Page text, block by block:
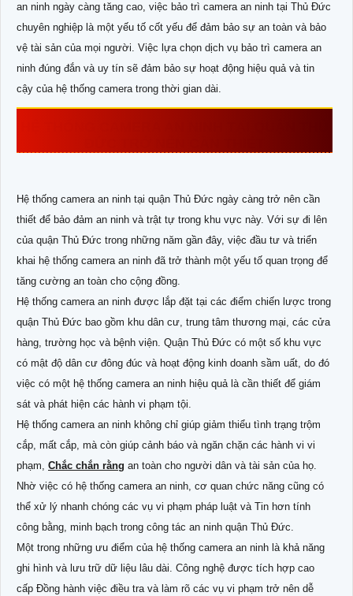
an ninh ngày càng tăng cao, việc bảo trì camera an ninh tại Thủ Đức
chuyên nghiệp là một yếu tố cốt yếu để đảm bảo sự an toàn và bảo
vệ tài sản của mọi người. Việc lựa chọn dịch vụ bảo trì camera an
ninh đúng đắn và uy tín sẽ đảm bảo sự hoạt động hiệu quả và tin
cậy của hệ thống camera trong thời gian dài.
Hệ thống camera an ninh tại quận Thủ Đức ngày càng trở nên cần
thiết để bảo đảm an ninh và trật tự trong khu vực này. Với sự đi lên
của quận Thủ Đức trong những năm gần đây, việc đầu tư và triển
khai hệ thống camera an ninh đã trở thành một yếu tố quan trọng để
tăng cường an toàn cho cộng đồng.
Hệ thống camera an ninh được lắp đặt tại các điểm chiến lược trong
quận Thủ Đức bao gồm khu dân cư, trung tâm thương mại, các cửa
hàng, trường học và bệnh viện. Quận Thủ Đức có một số khu vực
có mật độ dân cư đông đúc và hoạt động kinh doanh sầm uất, do đó
việc có một hệ thống camera an ninh hiệu quả là cần thiết để giám
sát và phát hiện các hành vi phạm tội.
Hệ thống camera an ninh không chỉ giúp giảm thiểu tình trạng trộm
cắp, mất cắp, mà còn giúp cảnh báo và ngăn chặn các hành vi vi
phạm, Chắc chắn rằng an toàn cho người dân và tài sản của họ.
Nhờ việc có hệ thống camera an ninh, cơ quan chức năng cũng có
thể xử lý nhanh chóng các vụ vi phạm pháp luật và Tin hơn tính
công bằng, minh bạch trong công tác an ninh quận Thủ Đức.
Một trong những ưu điểm của hệ thống camera an ninh là khả năng
ghi hình và lưu trữ dữ liệu lâu dài. Công nghệ được tích hợp cao
cấp Đồng hành việc điều tra và làm rõ các vụ vi phạm trở nên dễ